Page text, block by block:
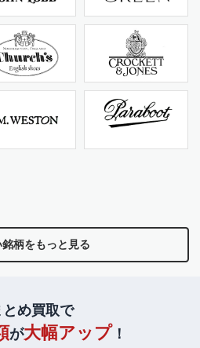
柄をもっと見る
とめ買取で
が大幅アップ！